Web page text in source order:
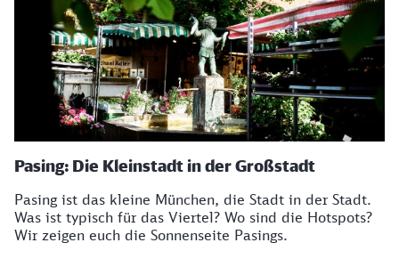
Pasing: Die Kleinstadt in der Großstadt
Pasing ist das kleine München, die Stadt in der Stadt.
Was ist typisch für das Viertel? Wo sind die Hotspots?
Wir zeigen euch die Sonnenseite Pasings.